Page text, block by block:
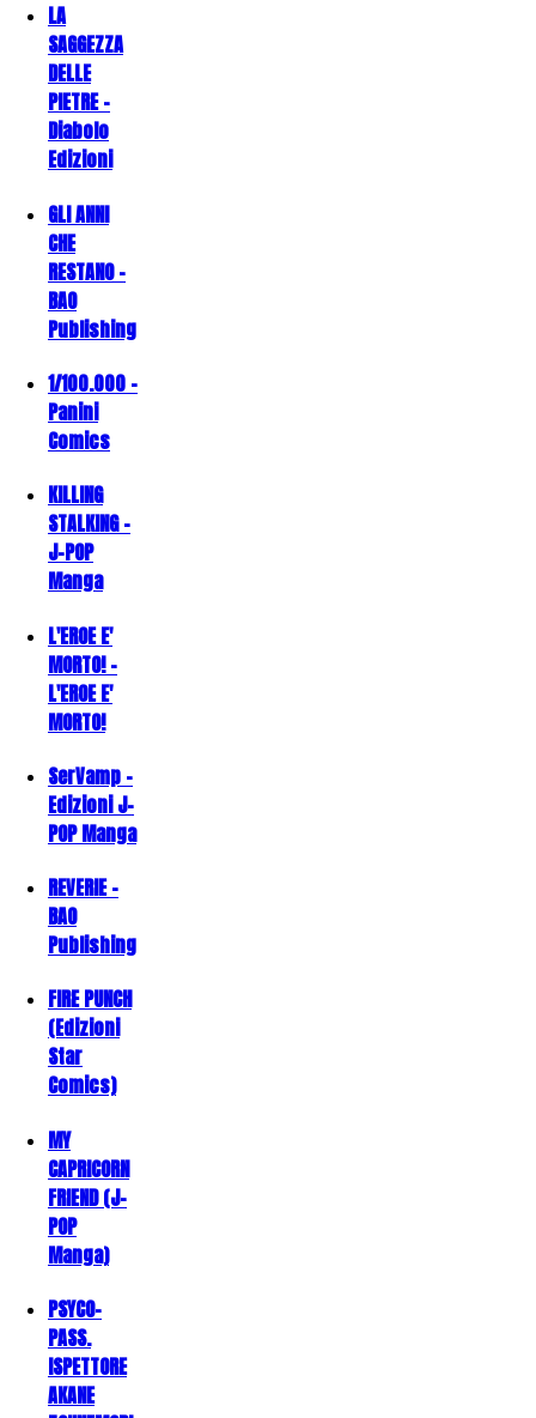
LA
SAGGEZZA
DELLE
PIETRE -
Diabolo
Edizioni
GLI ANNI
CHE
RESTANO -
BAO
Publishing
1/100.000 -
Panini
Comics
KILLING
STALKING -
J-POP
Manga
L'EROE E'
MORTO! -
L'EROE E'
MORTO!
SerVamp -
Edizioni J-
POP Manga
REVERIE -
BAO
Publishing
FIRE PUNCH
(Edizioni
Star
Comics)
MY
CAPRICORN
FRIEND (J-
POP
Manga)
PSYCO-
PASS.
ISPETTORE
AKANE